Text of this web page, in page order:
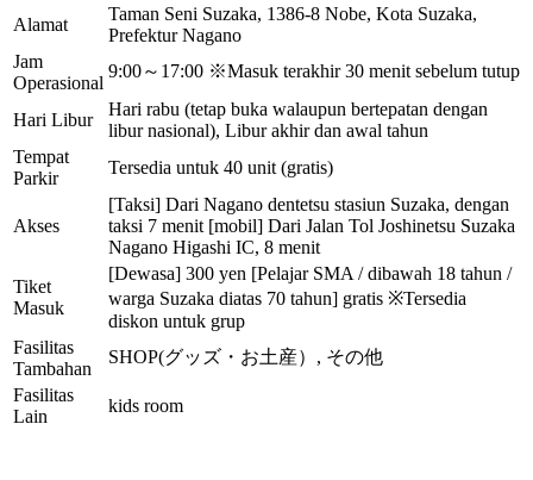
Alamat
Taman Seni Suzaka, 1386-8 Nobe, Kota Suzaka,
Prefektur Nagano
Jam
Operasional
9:00～17:00 ※Masuk terakhir 30 menit sebelum tutup
Hari Libur
Hari rabu (tetap buka walaupun bertepatan dengan
libur nasional), Libur akhir dan awal tahun
Tempat
Parkir
Tersedia untuk 40 unit (gratis)
Akses
[Taksi] Dari Nagano dentetsu stasiun Suzaka, dengan
taksi 7 menit [mobil] Dari Jalan Tol Joshinetsu Suzaka
Nagano Higashi IC, 8 menit
Tiket
Masuk
[Dewasa] 300 yen [Pelajar SMA / dibawah 18 tahun /
warga Suzaka diatas 70 tahun] gratis ※Tersedia
diskon untuk grup
Fasilitas
Tambahan
SHOP(グッズ・お土産）, その他
Fasilitas
Lain
kids room